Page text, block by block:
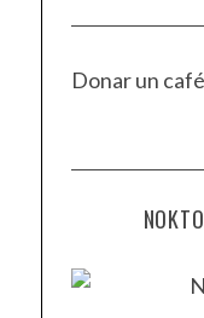
Donar un café